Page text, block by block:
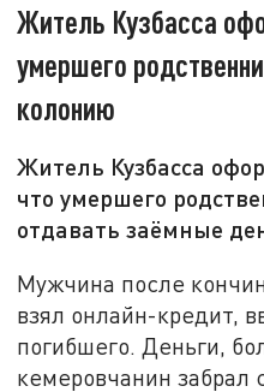
Житель Кузбасса
умершего
колонию
Житель Кузбасса
что умершего
отдавать заёмные
Мужчина после
взял онлайн-кредит,
погибшего. Деньги,
кемеровчанин забрал